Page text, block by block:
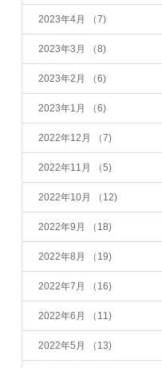
2023年4月 （7)
2023年3月 （8)
2023年2月 （6)
2023年1月 （6)
2022年12月 （7)
2022年11月 （5)
2022年10月 （12)
2022年9月 （18)
2022年8月 （19)
2022年7月 （16)
2022年6月 （11)
2022年5月 （13)